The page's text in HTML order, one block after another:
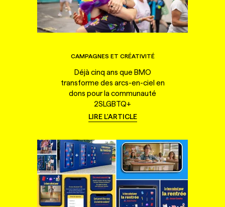
CAMPAGNES ET CRÉATIVITÉ
Déjà cinq ans que BMO
transforme des arcs-en-ciel en
dons pour la communauté
2SLGBTQ+
LIRE L'ARTICLE